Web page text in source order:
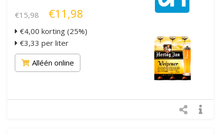
€15,98 €11,98
€4,00 korting (25%)
€3,33 per liter
Alléén online